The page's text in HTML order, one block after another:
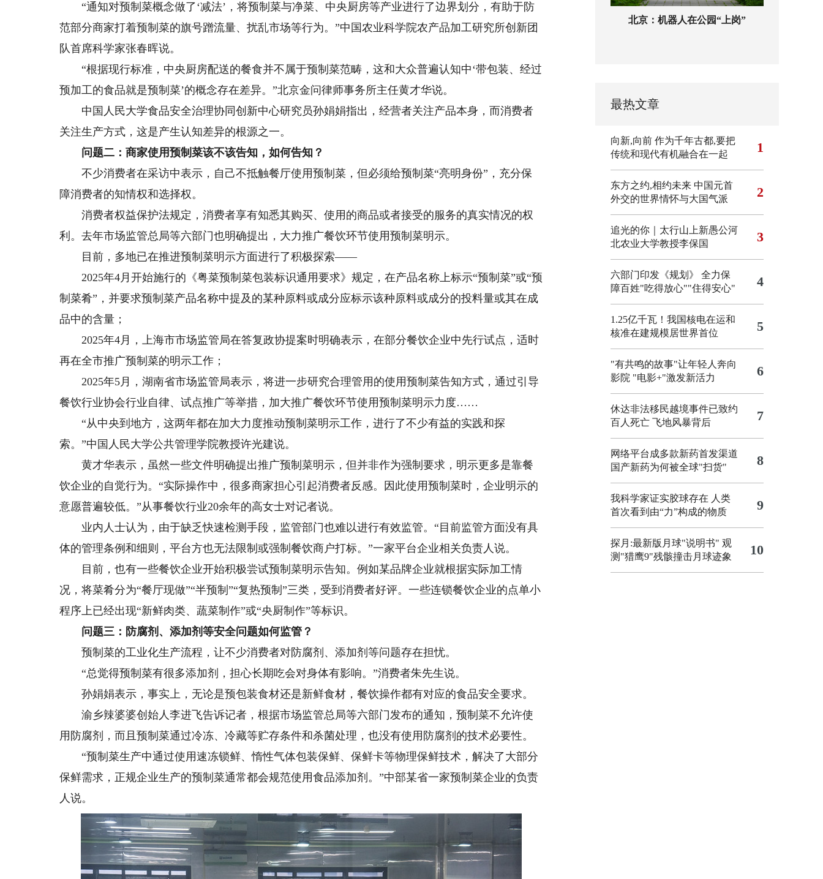
“通知对预制菜概念做了‘减法’，将预制菜与净菜、中央厨房等产业进行了边界划分，有助于防
范部分商家打着预制菜的旗号蹭流量、扰乱市场等行为。”中国农业科学院农产品加工研究所创新团
队首席科学家张春晖说。
“根据现行标准，中央厨房配送的餐食并不属于预制菜范畴，这和大众普遍认知中‘带包装、经过
预加工的食品就是预制菜’的概念存在差异。”北京金问律师事务所主任黄才华说。
中国人民大学食品安全治理协同创新中心研究员孙娟娟指出，经营者关注产品本身，而消费者
关注生产方式，这是产生认知差异的根源之一。
问题二：商家使用预制菜该不该告知，如何告知？
不少消费者在采访中表示，自己不抵触餐厅使用预制菜，但必须给预制菜“亮明身份”，充分保
障消费者的知情权和选择权。
消费者权益保护法规定，消费者享有知悉其购买、使用的商品或者接受的服务的真实情况的权
利。去年市场监管总局等六部门也明确提出，大力推广餐饮环节使用预制菜明示。
目前，多地已在推进预制菜明示方面进行了积极探索——
2025年4月开始施行的《粤菜预制菜包装标识通用要求》规定，在产品名称上标示“预制菜”或“预
制菜肴”，并要求预制菜产品名称中提及的某种原料或成分应标示该种原料或成分的投料量或其在成
品中的含量；
2025年4月，上海市市场监管局在答复政协提案时明确表示，在部分餐饮企业中先行试点，适时
再在全市推广预制菜的明示工作；
2025年5月，湖南省市场监管局表示，将进一步研究合理管用的使用预制菜告知方式，通过引导
餐饮行业协会行业自律、试点推广等举措，加大推广餐饮环节使用预制菜明示力度……
“从中央到地方，这两年都在加大力度推动预制菜明示工作，进行了不少有益的实践和探
索。”中国人民大学公共管理学院教授许光建说。
黄才华表示，虽然一些文件明确提出推广预制菜明示，但并非作为强制要求，明示更多是靠餐
饮企业的自觉行为。“实际操作中，很多商家担心引起消费者反感。因此使用预制菜时，企业明示的
意愿普遍较低。”从事餐饮行业20余年的高女士对记者说。
业内人士认为，由于缺乏快速检测手段，监管部门也难以进行有效监管。“目前监管方面没有具
体的管理条例和细则，平台方也无法限制或强制餐饮商户打标。”一家平台企业相关负责人说。
目前，也有一些餐饮企业开始积极尝试预制菜明示告知。例如某品牌企业就根据实际加工情
况，将菜肴分为“餐厅现做”“半预制”“复热预制”三类，受到消费者好评。一些连锁餐饮企业的点单小
程序上已经出现“新鲜肉类、蔬菜制作”或“央厨制作”等标识。
问题三：防腐剂、添加剂等安全问题如何监管？
预制菜的工业化生产流程，让不少消费者对防腐剂、添加剂等问题存在担忧。
“总觉得预制菜有很多添加剂，担心长期吃会对身体有影响。”消费者朱先生说。
孙娟娟表示，事实上，无论是预包装食材还是新鲜食材，餐饮操作都有对应的食品安全要求。
渝乡辣婆婆创始人李进飞告诉记者，根据市场监管总局等六部门发布的通知，预制菜不允许使
用防腐剂，而且预制菜通过冷冻、冷藏等贮存条件和杀菌处理，也没有使用防腐剂的技术必要性。
“预制菜生产中通过使用速冻锁鲜、惰性气体包装保鲜、保鲜卡等物理保鲜技术，解决了大部分
保鲜需求，正规企业生产的预制菜通常都会规范使用食品添加剂。”中部某省一家预制菜企业的负责
人说。
北京：机器人在公园“上岗”
最热文章
向新,向前 作为千年古都,要把
传统和现代有机融合在一起
1
东方之约,相约未来 中国元首
外交的世界情怀与大国气派
2
追光的你｜太行山上新愚公河
北农业大学教授李保国
3
六部门印发《规划》 全力保
障百姓"吃得放心""住得安心"
4
1.25亿千瓦！我国核电在运和
核准在建规模居世界首位
5
"有共鸣的故事"让年轻人奔向
影院 "电影+"激发新活力 6
休达非法移民越境事件已致约
百人死亡 飞地风暴背后 7
网络平台成多款新药首发渠道
国产新药为何被全球"扫货"
8
我科学家证实胶球存在 人类
首次看到由“力”构成的物质
9
探月:最新版月球"说明书" 观
测"猎鹰9"残骸撞击月球迹象
10